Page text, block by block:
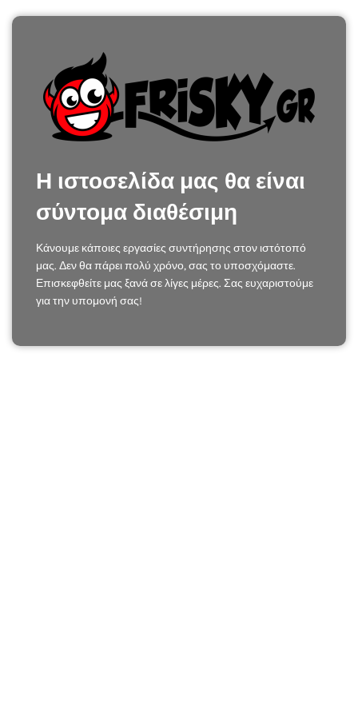
Η ιστοσελίδα μας θα είναι
σύντομα διαθέσιμη
Κάνουμε κάποιες εργασίες συντήρησης στον ιστότοπό
μας. Δεν θα πάρει πολύ χρόνο, σας το υποσχόμαστε.
Επισκεφθείτε μας ξανά σε λίγες μέρες. Σας ευχαριστούμε
για την υπομονή σας!